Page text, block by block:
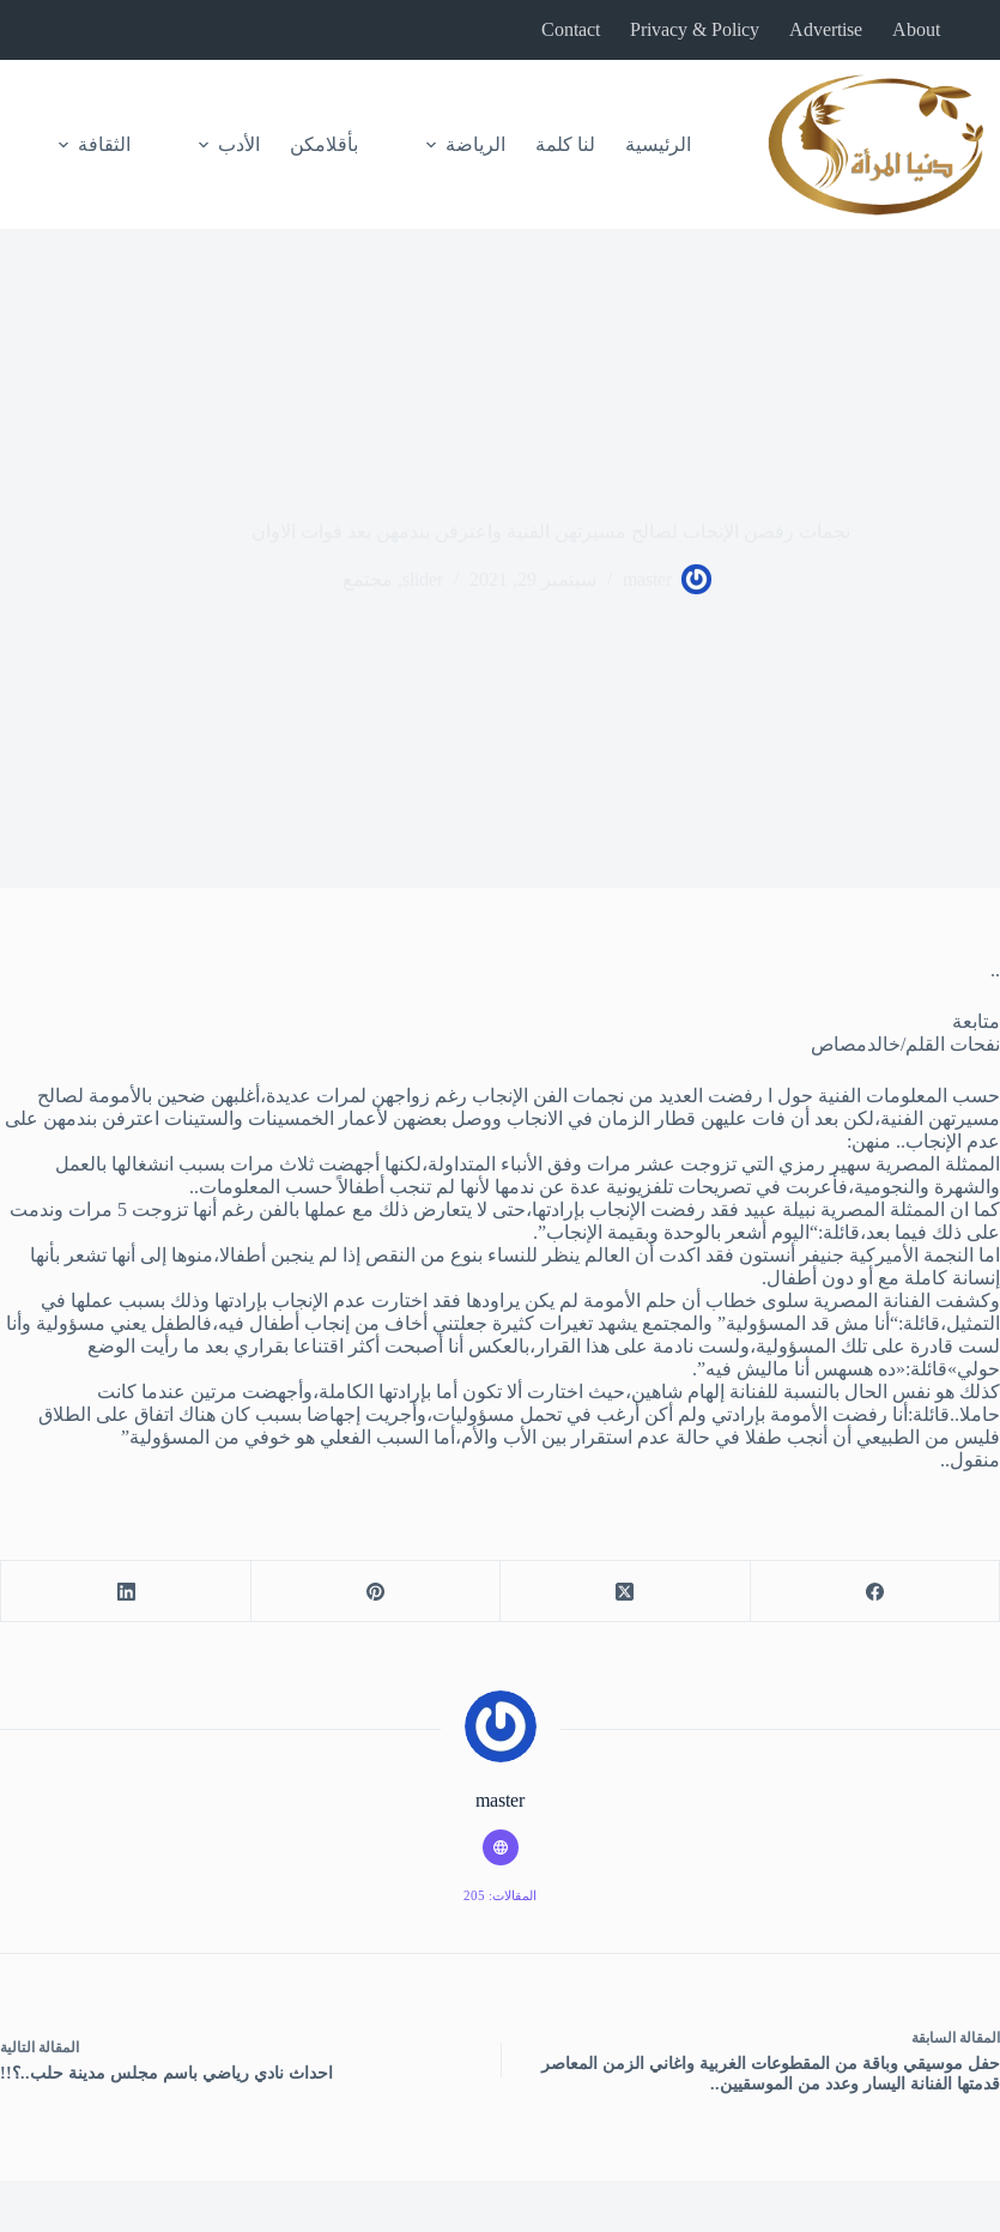
المحتوى
About
Advertise
Privacy & Policy
Contact
الرئيسية لنا كلمة الرياضة بأقلامكن الأدب الثقافة
..
متابعة
نفحات القلم/خالدمصاص
حسب المعلومات الفنية حول ا رفضت العديد من نجمات الفن الإنجاب رغم زواجهن لمرات عديدة،أغلبهن ضحين بالأمومة لصالح
مسيرتهن الفنية،لكن بعد أن فات عليهن قطار الزمان في الانجاب ووصل بعضهن لأعمار الخمسينات والستينات اعترفن بندمهن على
عدم الإنجاب.. منهن:
الممثلة المصرية سهير رمزي التي تزوجت عشر مرات وفق الأنباء المتداولة،لكنها أجهضت ثلاث مرات بسبب انشغالها بالعمل
والشهرة والنجومية،فأعربت في تصريحات تلفزيونية عدة عن ندمها لأنها لم تنجب أطفالاً حسب المعلومات..
كما ان الممثلة المصرية نبيلة عبيد فقد رفضت الإنجاب بإرادتها،حتى لا يتعارض ذلك مع عملها بالفن رغم أنها تزوجت 5 مرات وندمت
على ذلك فيما بعد،قائلة:“اليوم أشعر بالوحدة وبقيمة الإنجاب”.
اما النجمة الأميركية جنيفر أنستون فقد اكدت أن العالم ينظر للنساء بنوع من النقص إذا لم ينجبن أطفالا،منوها إلى أنها تشعر بأنها
إنسانة كاملة مع أو دون أطفال.
وكشفت الفنانة المصرية سلوى خطاب أن حلم الأمومة لم يكن يراودها فقد اختارت عدم الإنجاب بإرادتها وذلك بسبب عملها في
التمثيل،قائلة:“أنا مش قد المسؤولية” والمجتمع يشهد تغيرات كثيرة جعلتني أخاف من إنجاب أطفال فيه،فالطفل يعني مسؤولية وأنا
لست قادرة على تلك المسؤولية،ولست نادمة على هذا القرار،بالعكس أنا أصبحت أكثر اقتناعا بقراري بعد ما رأيت الوضع
حولي»قائلة:«ده هسهس أنا ماليش فيه”.
كذلك هو نفس الحال بالنسبة للفنانة إلهام شاهين،حيث اختارت ألا تكون أما بإرادتها الكاملة،وأجهضت مرتين عندما كانت
حاملا..قائلة:أنا رفضت الأمومة بإرادتي ولم أكن أرغب في تحمل مسؤوليات،وأجريت إجهاضا بسبب كان هناك اتفاق على الطلاق
فليس من الطبيعي أن أنجب طفلا في حالة عدم استقرار بين الأب والأم،أما السبب الفعلي هو خوفي من المسؤولية”
منقول..
master
المقالات: 205
المقالة السابقة
حفل موسيقي وباقة من المقطوعات الغربية واغاني الزمن المعاصر
قدمتها الفنانة اليسار وعدد من الموسقيين..
المقالة التالية
احداث نادي رياضي باسم مجلس مدينة حلب..؟!!